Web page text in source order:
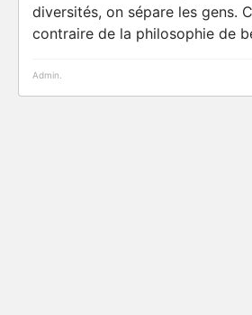
diversités, on sépare les gens.
contraire de la philosophie de
Admin.